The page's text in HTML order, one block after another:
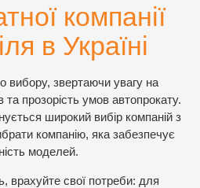
компанії
в Україні
вибору, звертаючи увагу на
та прозорість умов автопрокату.
широкий вибір компаній з
компанію, яка забезпечує
моделей.
врахуйте свої потреби: для